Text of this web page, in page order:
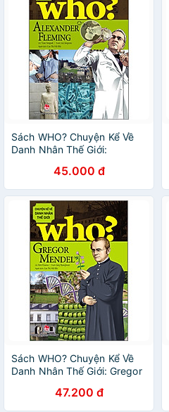
Sách WHO? Chuyện Kể Về
Danh Nhân Thế Giới:
45.000 đ
Sách WHO? Chuyện Kể Về
Danh Nhân Thế Giới: Gregor
47.200 đ